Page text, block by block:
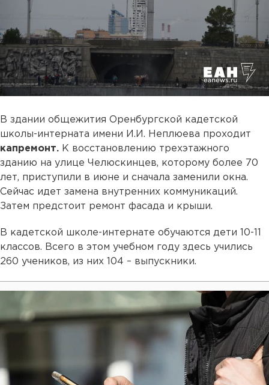
В здании общежития Оренбургской кадетской
школы-интерната имени И.И. Неплюева проходит
капремонт. К восстановлению трехэтажного
зданию на улице Челюскинцев, которому более 70
лет, приступили в июне и сначала заменили окна.
Сейчас идет замена внутренних коммуникаций.
Затем предстоит ремонт фасада и крыши.
В кадетской школе-интернате обучаются дети 10-11
классов. Всего в этом учебном году здесь учились
260 учеников, из них 104 – выпускники.